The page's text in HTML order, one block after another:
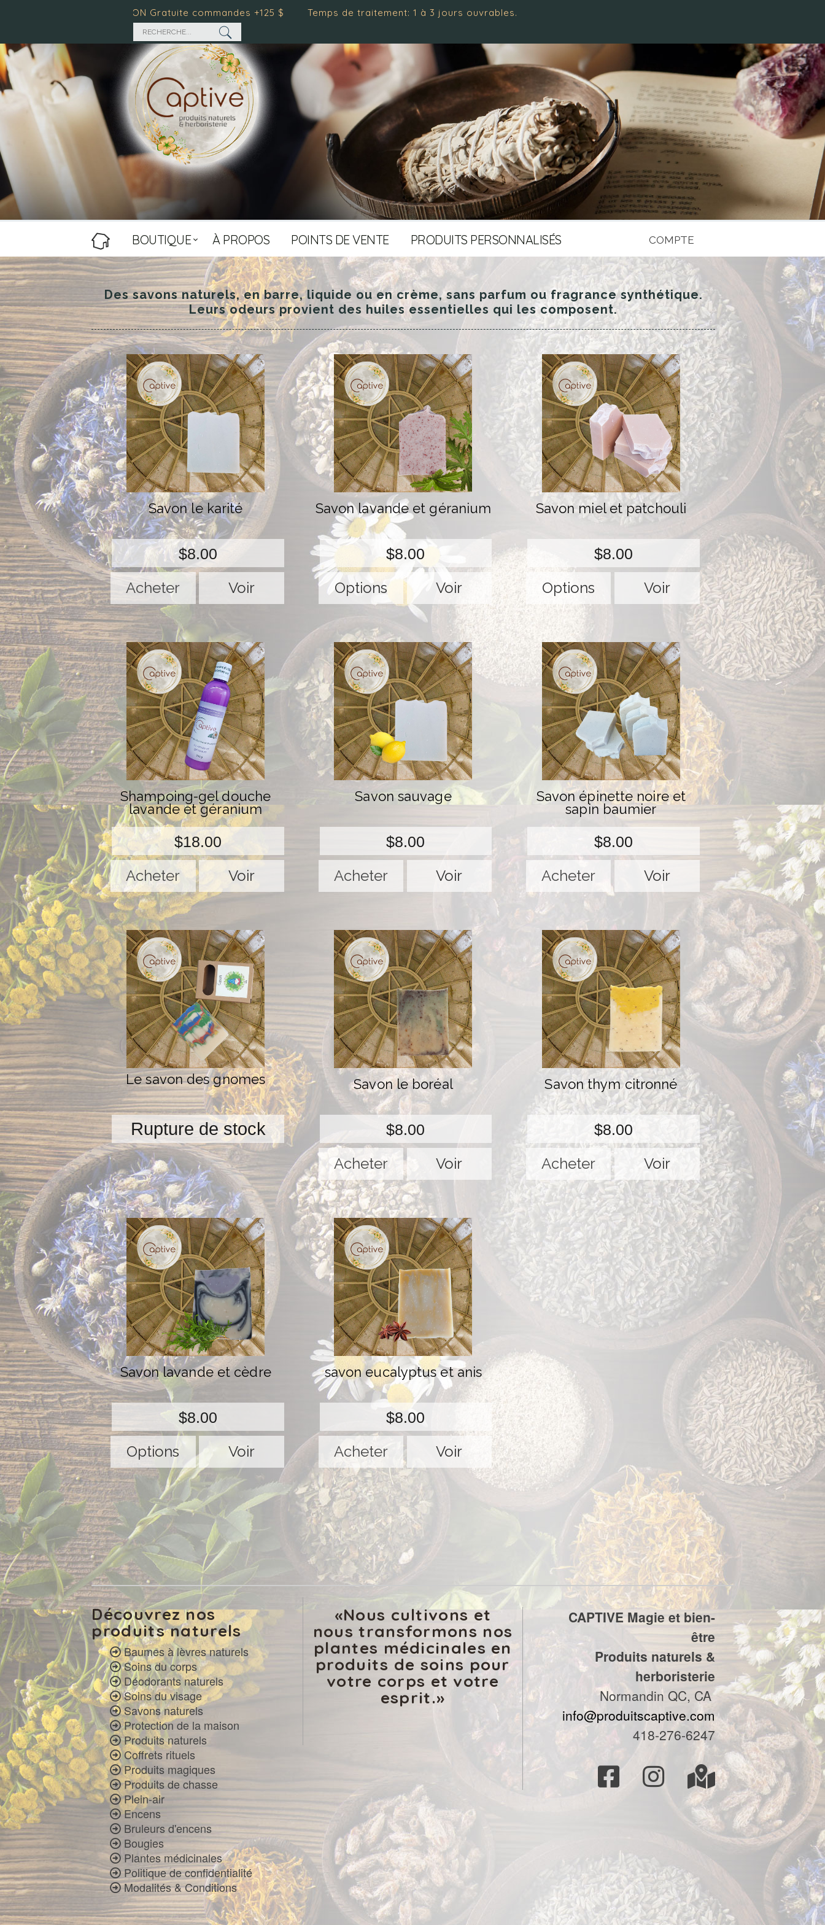
Temps de traitement: 1 à 3 jours ouvrables.
LIVRAISON Gratuite commandes +125 $
BOUTIQUE À PROPOS POINTS DE VENTE PRODUITS PERSONNALISÉS COMPTE
Des savons naturels, en barre, liquide ou en crème, sans parfum ou fragrance synthétique.
Leurs odeurs provient des huiles essentielles qui les composent.
Savon le karité
$8.00
Voir
Savon lavande et géranium
$8.00
Options Voir
Savon miel et patchouli
$8.00
Options Voir
Shampoing-gel douche
lavande et géranium
$18.00
Voir
Savon sauvage
$8.00
Voir
Savon épinette noire et
sapin baumier
$8.00
Voir
Le savon des gnomes
Rupture de stock
Savon le boréal
$8.00
Voir
Savon thym citronné
$8.00
Voir
Savon lavande et cèdre
$8.00
Options Voir
savon eucalyptus et anis
$8.00
Voir
Découvrez nos
produits naturels
Baumes à lèvres naturels
Soins du corps
Déodorants naturels
Soins du visage
Savons naturels
Protection de la maison
Produits naturels
Coffrets rituels
Produits magiques
Produits de chasse
Plein-air
Encens
Bruleurs d'encens
Bougies
Plantes médicinales
Politique de confidentialité
Modalités & Conditions
«Nous cultivons et
nous transformons nos
plantes médicinales en
produits de soins pour
votre corps et votre
esprit.»
CAPTIVE Magie et bien-
être
Produits naturels &
herboristerie
Normandin QC, CA
info@produitscaptive.com
418-276-6247